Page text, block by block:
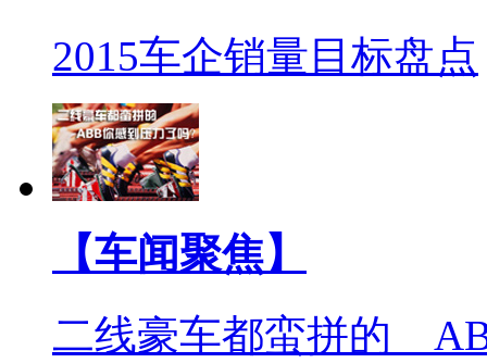
2015车企销量目标盘点
【车闻聚焦】
二线豪车都蛮拼的